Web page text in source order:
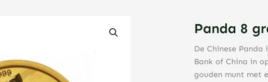
Panda 8
De Chinese Panda
Bank of China in
gouden munt met